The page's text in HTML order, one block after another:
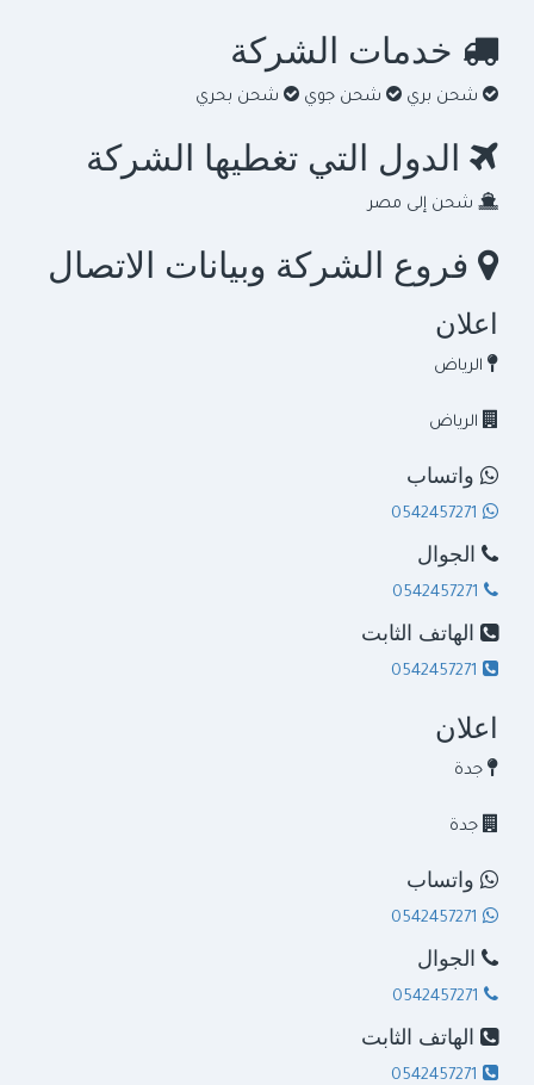
خدمات الشركة
شحن بري شحن جوي شحن بحري
الدول التي تغطيها الشركة
شحن إلى مصر
فروع الشركة وبيانات الاتصال
اعلان
الرياض
الرياض
واتساب
الجوال
الهاتف الثابت
اعلان
جدة
جدة
واتساب
الجوال
الهاتف الثابت